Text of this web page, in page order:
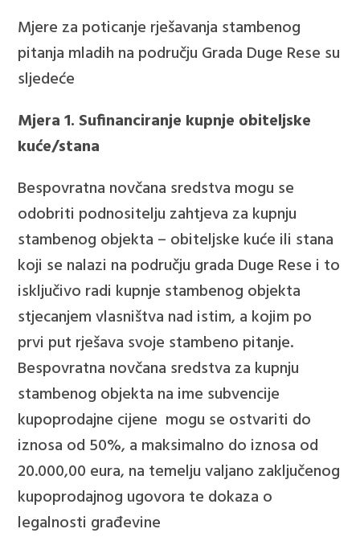
Mjere za poticanje rješavanja stambenog
pitanja mladih na području Grada Duge Rese su
sljedeće
Mjera 1. Sufinanciranje kupnje obiteljske
kuće/stana
Bespovratna novčana sredstva mogu se
odobriti podnositelju zahtjeva za kupnju
stambenog objekta – obiteljske kuće ili stana
koji se nalazi na području grada Duge Rese i to
isključivo radi kupnje stambenog objekta
stjecanjem vlasništva nad istim, a kojim po
prvi put rješava svoje stambeno pitanje.
Bespovratna novčana sredstva za kupnju
stambenog objekta na ime subvencije
kupoprodajne cijene mogu se ostvariti do
iznosa od 50%, a maksimalno do iznosa od
20.000,00 eura, na temelju valjano zaključenog
kupoprodajnog ugovora te dokaza o
legalnosti građevine